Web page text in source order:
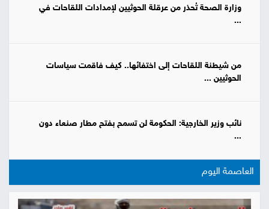
وزارة الصحة تُحذر من عرقلة الحوثيين لإمدادات اللقاحات في
...
من شيطنة اللقاحات إلى اختفائها.. كيف فاقمت سياسات
الحوثيين ...
نائب وزير الخارجية: الحكومة لن تسمح بفتح مطار صنعاء دون
...
العاصمة اليوم